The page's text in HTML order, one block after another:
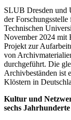
SLUB Dresden und
der
Technischen
November 2024 mit
Projekt zur
von
durchgeführt. Die
Archivbeständen ist
Klöstern in
Kultur und
sechs Jahrhunderte